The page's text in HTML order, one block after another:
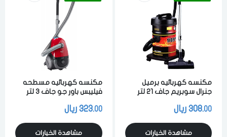
مكنسه كهربائيه برميل
جنرال سوبريم جاف 21 لتر
والاوساخ احمر
308.00 ريال
مشاهدة الخيارات
مكنسه كهربائيه مسطحه
فيليبس باور جو جاف 3 لتر
323.00 ريال
مشاهدة الخيارات